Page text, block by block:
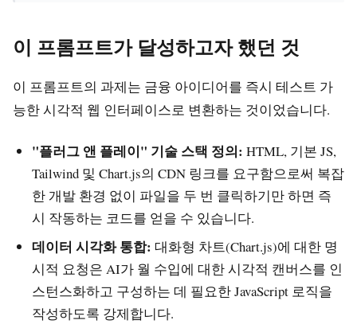
이 프롬프트가 달성하고자 했던 것
이 프롬프트의 과제는 금융 아이디어를 즉시 테스트 가
능한 시각적 웹 인터페이스로 변환하는 것이었습니다.
"플러그 앤 플레이" 기술 스택 정의: HTML, 기본 JS,
Tailwind 및 Chart.js의 CDN 링크를 요구함으로써 복잡
한 개발 환경 없이 파일을 두 번 클릭하기만 하면 즉
시 작동하는 코드를 얻을 수 있습니다.
데이터 시각화 통합: 대화형 차트(Chart.js)에 대한 명
시적 요청은 AI가 월 수입에 대한 시각적 캔버스를 인
스턴스화하고 구성하는 데 필요한 JavaScript 로직을
작성하도록 강제합니다.